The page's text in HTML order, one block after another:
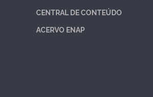
CENTRAL DE CONTEÚDO
ACERVO ENAP